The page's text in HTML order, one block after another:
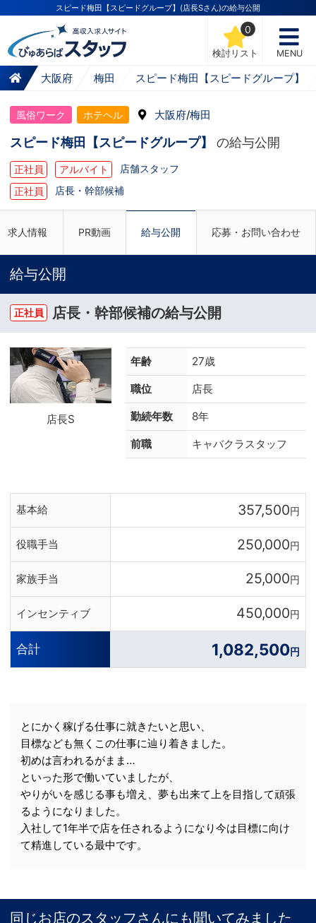
スピード梅田【スピードグループ】(店長Sさん)の給与公開
検討リスト
0
MENU
大阪府 梅田 スピード梅田【スピードグループ】
風俗ワーク ホテヘル 大阪府/梅田
スピード梅田【スピードグループ】 の給与公開
正社員 アルバイト
店舗スタッフ
正社員
店長・幹部候補
求人情報 PR動画 給与公開 応募・お問い合わせ
給与公開
正社員 店長・幹部候補の給与公開
店長S
年齢 27歳
職位 店長
勤続年数 8年
前職 キャバクラスタッフ
基本給 357,500円
役職手当 250,000円
家族手当 25,000円
インセンティブ 450,000円
合計 1,082,500円
とにかく稼げる仕事に就きたいと思い、
目標なども無くこの仕事に辿り着きました。
初めは言われるがまま…
といった形で働いていましたが、
やりがいを感じる事も増え、夢も出来て上を目指して頑張
るようになりました。
入社して1年半で店を任されるようになり今は目標に向け
て精進している最中です。
同じお店のスタッフさんにも聞いてみました